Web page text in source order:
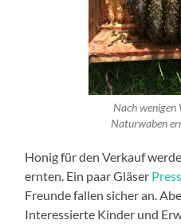
Nach wenigen
Naturwaben
Honig für den Verkauf
ernten. Ein paar Gläser
Freunde fallen sicher an.
Interessierte Kinder und